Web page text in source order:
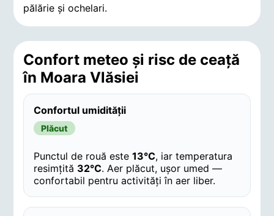
pălărie și ochelari.
Confort meteo și risc de ceață
în Moara Vlăsiei
Confortul umidității
Plăcut
Punctul de rouă este13°C, iar temperatura
resimțită 32°C. Aer plăcut, ușor umed —
confortabil pentru activități în aer liber.